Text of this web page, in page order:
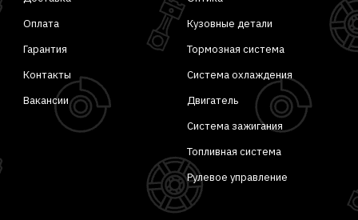
Оплата
Гарантия
Контакты
Вакансии
Кузовные детали
Тормозная система
Система охлаждения
Двигатель
Система зажигания
Топливная система
Рулевое управление